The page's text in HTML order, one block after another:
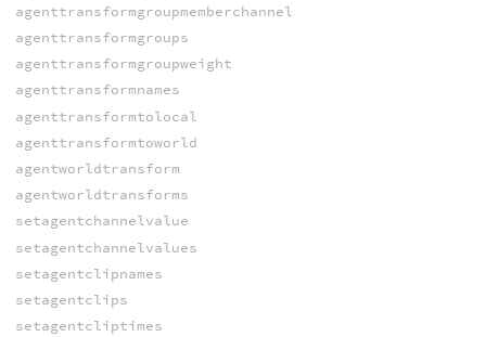
agenttransformgroupmemberchannel
agenttransformgroups
agenttransformgroupweight
agenttransformnames
agenttransformtolocal
agenttransformtoworld
agentworldtransform
agentworldtransforms
setagentchannelvalue
setagentchannelvalues
setagentclipnames
setagentclips
setagentcliptimes